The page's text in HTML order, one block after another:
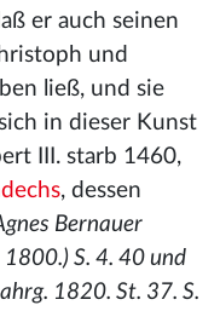
er auch seinen
und
ließ, und sie
in dieser Kunst
III. starb 1460,
, dessen
Bernauer
S. 4. 40 und
1820. St. 37. S.